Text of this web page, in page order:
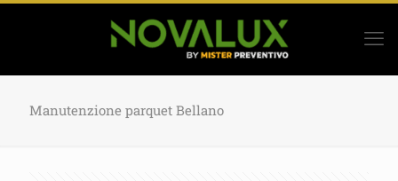
Manutenzione parquet Bellano